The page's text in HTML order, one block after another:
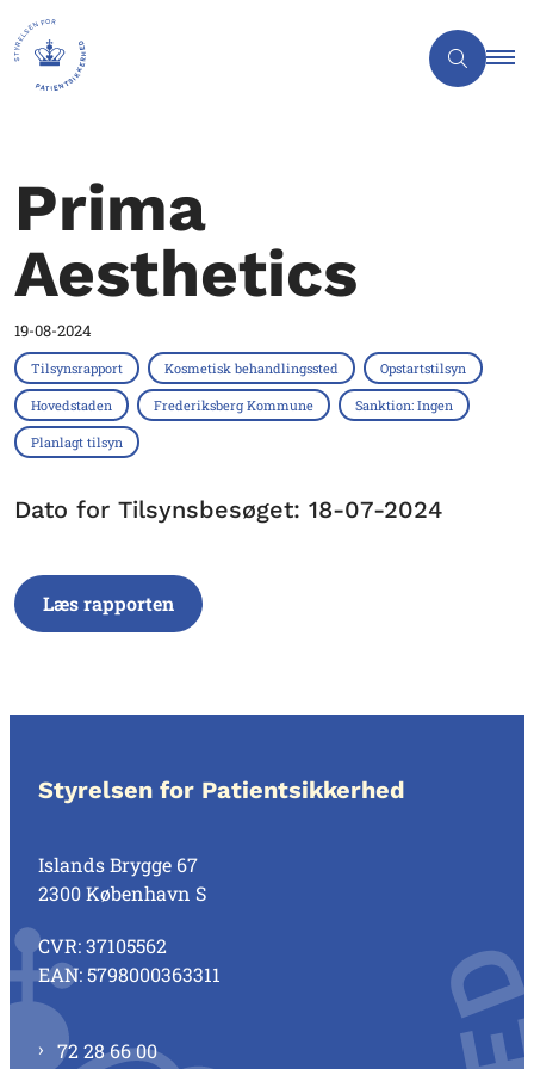
Prima
Aesthetics
19-08-2024
Tilsynsrapport Kosmetisk behandlingssted Opstartstilsyn
Hovedstaden Frederiksberg Kommune Sanktion: Ingen
Planlagt tilsyn
Dato for Tilsynsbesøget: 18-07-2024
Læs rapporten
Styrelsen for Patientsikkerhed
Islands Brygge 67
2300 København S
CVR: 37105562
EAN: 5798000363311
72 28 66 00